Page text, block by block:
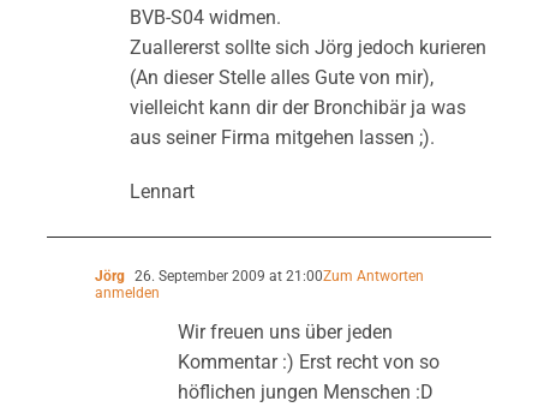
BVB-S04 widmen.
Zuallererst sollte sich Jörg jedoch kurieren
(An dieser Stelle alles Gute von mir),
vielleicht kann dir der Bronchibär ja was
aus seiner Firma mitgehen lassen ;).
Lennart
Jörg 26. September 2009 at 21:00Zum Antworten
anmelden
Wir freuen uns über jeden
Kommentar :) Erst recht von so
höflichen jungen Menschen :D